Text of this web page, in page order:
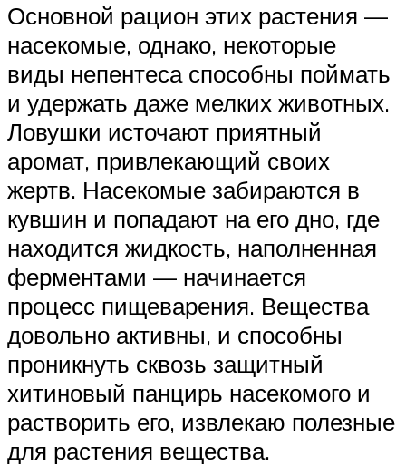
Основной рацион этих растения —
насекомые, однако, некоторые
виды непентеса способны поймать
и удержать даже мелких животных.
Ловушки источают приятный
аромат, привлекающий своих
жертв. Насекомые забираются в
кувшин и попадают на его дно, где
находится жидкость, наполненная
ферментами — начинается
процесс пищеварения. Вещества
довольно активны, и способны
проникнуть сквозь защитный
хитиновый панцирь насекомого и
растворить его, извлекаю полезные
для растения вещества.